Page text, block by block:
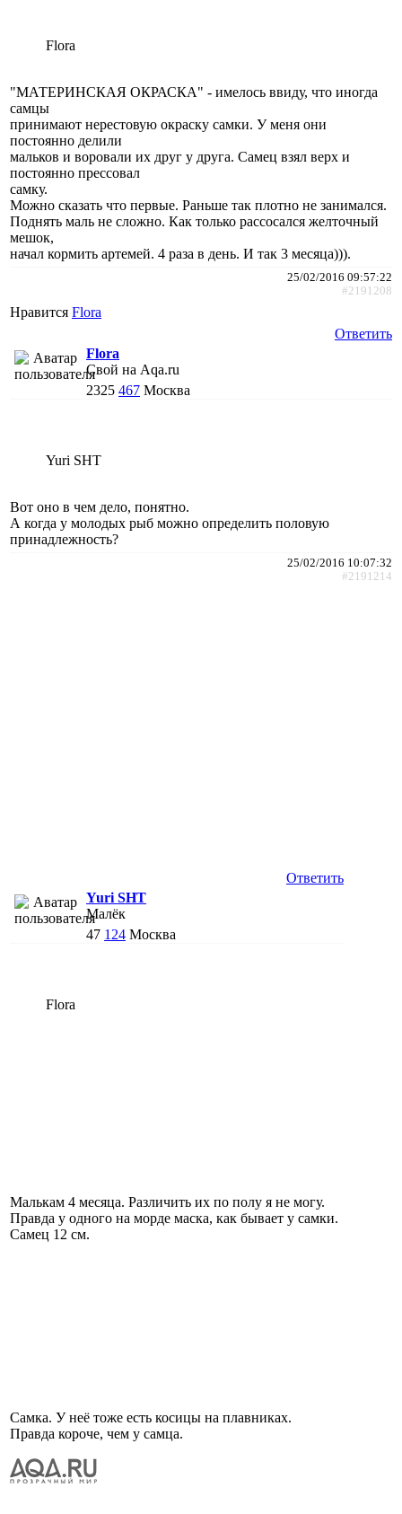
Flora
"МАТЕРИНСКАЯ ОКРАСКА" - имелось ввиду, что иногда
самцы
принимают нерестовую окраску самки. У меня они
постоянно делили
мальков и воровали их друг у друга. Самец взял верх и
постоянно прессовал
самку.
Можно сказать что первые. Раньше так плотно не занимался.
Поднять маль не сложно. Как только рассосался желточный
мешок,
начал кормить артемей. 4 раза в день. И так 3 месяца))).
25/02/2016 09:57:22
#2191208
Нравится Flora
Ответить
Flora
Свой на Aqa.ru
2325 467 Москва
Yuri SHT
Вот оно в чем дело, понятно.
А когда у молодых рыб можно определить половую
принадлежность?
25/02/2016 10:07:32
#2191214
Ответить
Yuri SHT
Малёк
47 124 Москва
Flora
Малькам 4 месяца. Различить их по полу я не могу.
Правда у одного на морде маска, как бывает у самки.
Самец 12 см.
Самка. У неё тоже есть косицы на плавниках.
Правда короче, чем у самца.